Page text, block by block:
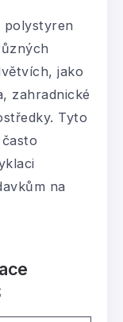
polystyren
jako
zahradnické
Tyto
na